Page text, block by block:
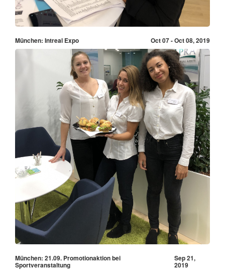
München: Intreal Expo Oct 07 - Oct 08, 2019
München: 21.09. Promotionaktion bei
Sportveranstaltung
Sep 21,
2019